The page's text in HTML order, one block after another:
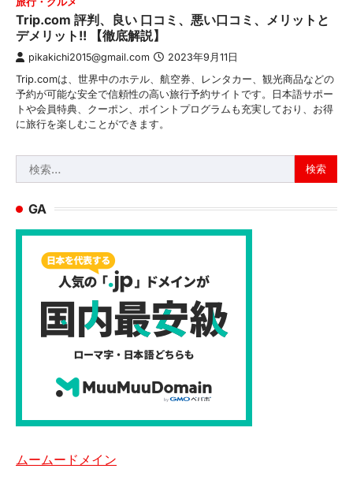
Trip.com 評判、良い 口コミ、悪い口コミ、メリットと
デメリット!! 【徹底解説】
pikakichi2015@gmail.com 2023年9月11日
Trip.comは、世界中のホテル、航空券、レンタカー、観光商品などの
予約が可能な安全で信頼性の高い旅行予約サイトです。日本語サポー
トや会員特典、クーポン、ポイントプログラムも充実しており、お得
に旅行を楽しむことができます。
索:
GA
ムームードメイン